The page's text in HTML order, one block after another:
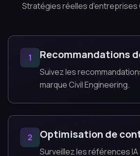
Stratégies réelles d'entreprises
1 Recommandations
Suivez les
marque Civil Engineering.
2 Optimisation de
Surveillez les références